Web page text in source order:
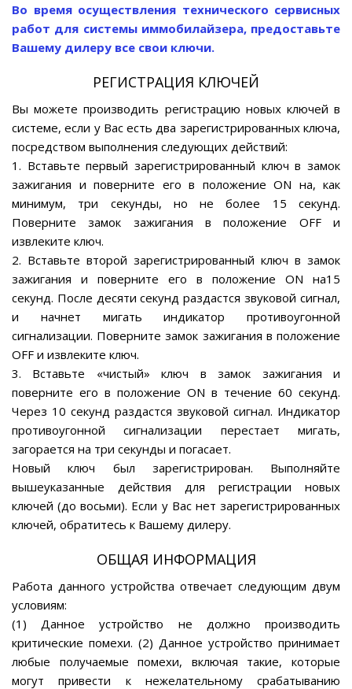
Во время осуществления технического сервисных
работ для системы иммобилайзера, предоставьте
Вашему дилеру все свои ключи.
РЕГИСТРАЦИЯ КЛЮЧЕЙ
Вы можете производить регистрацию новых ключей в
системе, если у Вас есть два зарегистрированных ключа,
посредством выполнения следующих действий:
1. Вставьте первый зарегистрированный ключ в замок
зажигания и поверните его в положение ON на, как
минимум, три секунды, но не более 15 секунд.
Поверните замок зажигания в положение OFF и
извлеките ключ.
2. Вставьте второй зарегистрированный ключ в замок
зажигания и поверните его в положение ON на15
секунд. После десяти секунд раздастся звуковой сигнал,
и начнет мигать индикатор противоугонной
сигнализации. Поверните замок зажигания в положение
OFF и извлеките ключ.
3. Вставьте «чистый» ключ в замок зажигания и
поверните его в положение ON в течение 60 секунд.
Через 10 секунд раздастся звуковой сигнал. Индикатор
противоугонной сигнализации перестает мигать,
загорается на три секунды и погасает.
Новый ключ был зарегистрирован. Выполняйте
вышеуказанные действия для регистрации новых
ключей (до восьми). Если у Вас нет зарегистрированных
ключей, обратитесь к Вашему дилеру.
ОБЩАЯ ИНФОРМАЦИЯ
Работа данного устройства отвечает следующим двум
условиям:
(1) Данное устройство не должно производить
критические помехи. (2) Данное устройство принимает
любые получаемые помехи, включая такие, которые
могут привести к нежелательному срабатыванию